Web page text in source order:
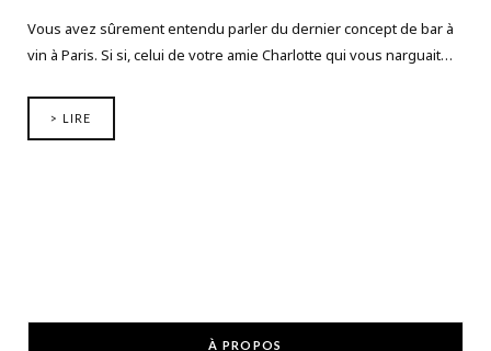
Vous avez sûrement entendu parler du dernier concept de bar à
vin à Paris. Si si, celui de votre amie Charlotte qui vous narguait…
> LIRE
À PROPOS